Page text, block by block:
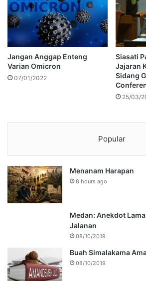
Jangan Anggap Enteng
Varian Omicron
07/01/2022
Siasati
Jajaran
Sidang
25/03/
Popular
Menanam Harapan
8 hours ago
Medan: Anekdot
Jalanan
08/10/2019
Buah Simalakama
08/10/2019